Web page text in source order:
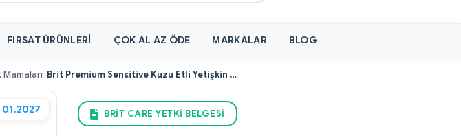
FIRSAT ÜRÜNLERI ÇOK AL AZ ÖDE MARKALAR BLOG
Brit Premium Sensitive Kuzu Etli Yetişkin Köpek Maması 8 kg
01.2027 BRIT CARE YETKI BELGESI